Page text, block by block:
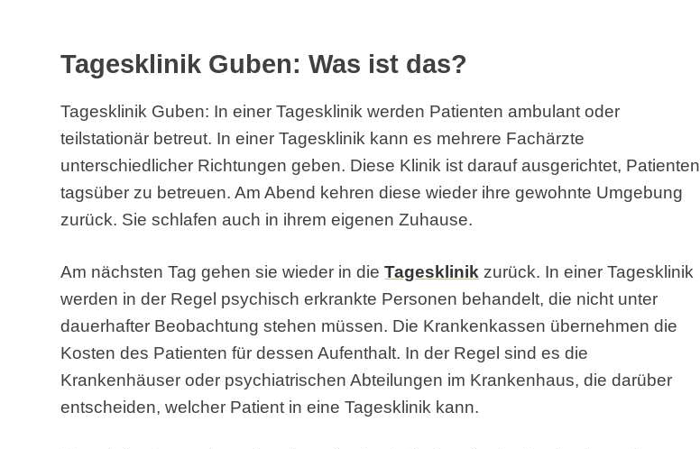
Tagesklinik Guben: Was ist das?
Tagesklinik Guben: In einer Tagesklinik werden Patienten ambulant oder
teilstationär betreut. In einer Tagesklinik kann es mehrere Fachärzte
unterschiedlicher Richtungen geben. Diese Klinik ist darauf ausgerichtet, Patienten
tagsüber zu betreuen. Am Abend kehren diese wieder ihre gewohnte Umgebung
zurück. Sie schlafen auch in ihrem eigenen Zuhause.
Am nächsten Tag gehen sie wieder in dieTagesklinik zurück. In einer Tagesklinik
werden in der Regel psychisch erkrankte Personen behandelt, die nicht unter
dauerhafter Beobachtung stehen müssen. Die Krankenkassen übernehmen die
Kosten des Patienten für dessen Aufenthalt. In der Regel sind es die
Krankenhäuser oder psychiatrischen Abteilungen im Krankenhaus, die darüber
entscheiden, welcher Patient in eine Tagesklinik kann.